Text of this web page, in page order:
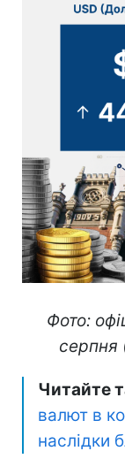
Фото:
серпня
Читайте
валют в
наслідки